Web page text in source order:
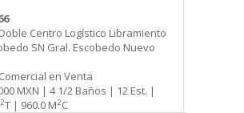
Centro Logístico Libramiento
SN Gral. Escobedo Nuevo
en Venta
MXN | 4 1/2 Baños | 12 Est. |
2T | 960.0 M2C